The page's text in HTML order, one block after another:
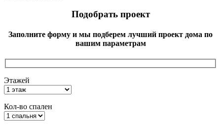
Подобрать проект
Заполните форму и мы подберем лучший проект дома по
вашим параметрам
Этажей
Кол-во спален